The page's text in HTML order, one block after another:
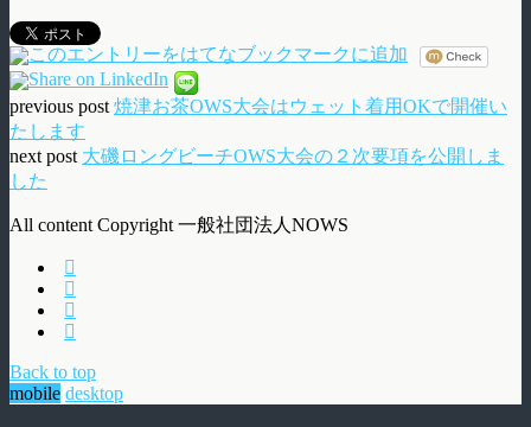
previous post 焼津お茶OWS大会はウェット着用OKで開催い
たします
next post 大磯ロングビーチOWS大会の２次要項を公開しま
した
All content Copyright 一般社団法人NOWS
Back to top
mobile desktop